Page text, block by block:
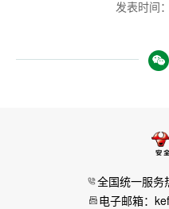
发表时间
全国统一服务
电子邮箱：